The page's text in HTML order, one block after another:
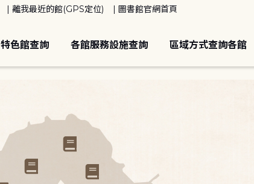
離我最近的館(GPS定位) 圖書館官網首頁
特色館查詢 各館服務設施查詢 區域方式查詢各館